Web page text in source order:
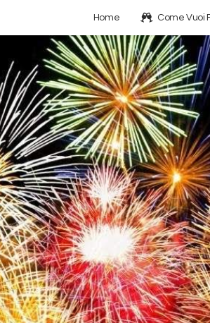
Home Come Vuoi